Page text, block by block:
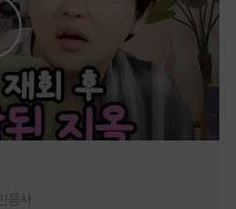
음사